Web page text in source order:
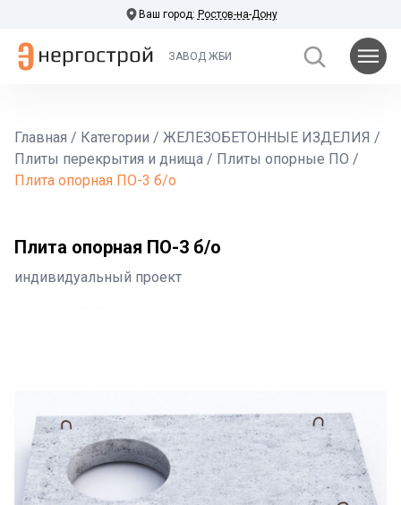
Ваш город: Ростов-на-Дону
ЗАВОД ЖБИ
Главная / Категории / ЖЕЛЕЗОБЕТОННЫЕ ИЗДЕЛИЯ /
Плиты перекрытия и днища / Плиты опорные ПО /
Плита опорная ПО-3 б/о
Плита опорная ПО-3 б/о
индивидуальный проект